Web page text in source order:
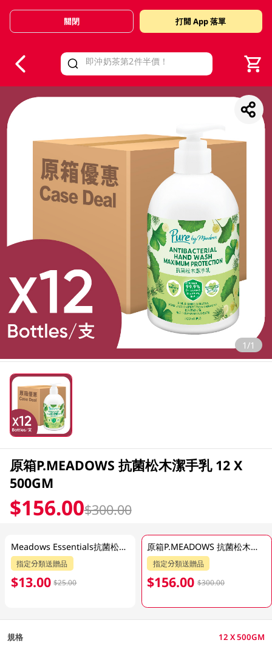
Valid Until 30 June 2026
關閉 打開 App 落單
1/1
原箱P.MEADOWS 抗菌松木潔手乳 12 X
500GM
$156.00$300.00
Meadows Essentials抗菌松木潔手乳 500ML
指定分類送贈品
$13.00 $25.00
原箱P.MEADOWS 抗菌松木潔手乳 12 X 500GM
指定分類送贈品
$156.00 $300.00
規格 12 X 500GM